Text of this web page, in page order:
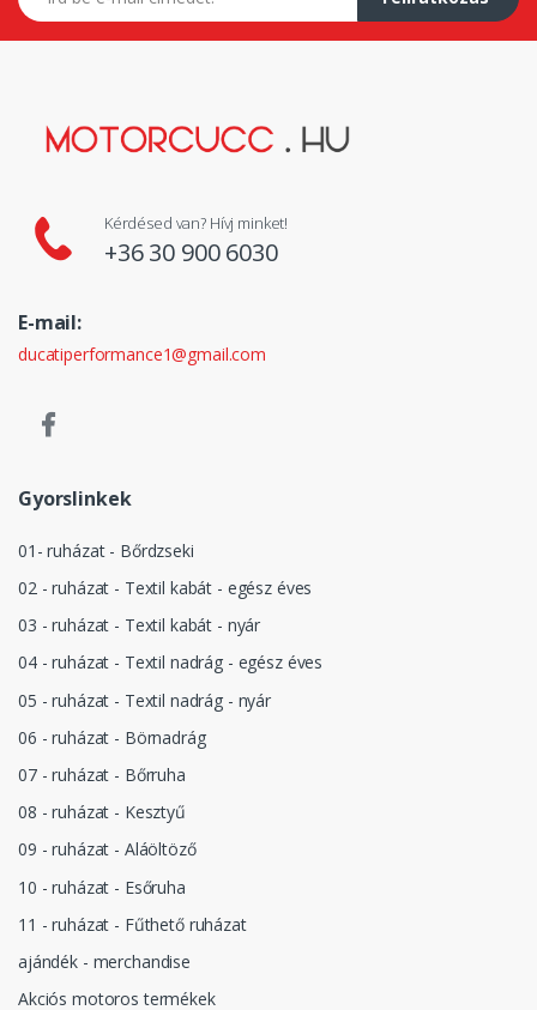
Kérdésed van? Hívj minket!
+36 30 900 6030
E-mail:
ducatiperformance1@gmail.com
Gyorslinkek
01- ruházat - Bőrdzseki
02 - ruházat - Textil kabát - egész éves
03 - ruházat - Textil kabát - nyár
04 - ruházat - Textil nadrág - egész éves
05 - ruházat - Textil nadrág - nyár
06 - ruházat - Börnadrág
07 - ruházat - Bőrruha
08 - ruházat - Kesztyű
09 - ruházat - Aláöltöző
10 - ruházat - Esőruha
11 - ruházat - Fűthető ruházat
ajándék - merchandise
Akciós motoros termékek